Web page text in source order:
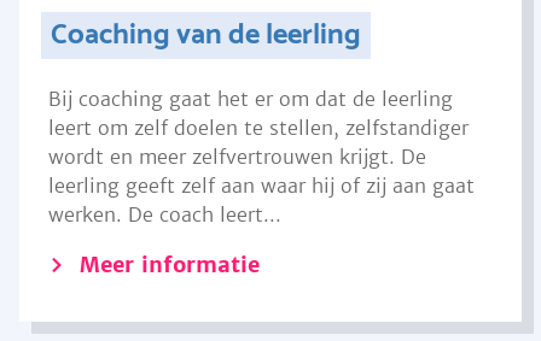
Coaching van de leerling
Bij coaching gaat het er om dat de leerling
leert om zelf doelen te stellen, zelfstandiger
wordt en meer zelfvertrouwen krijgt. De
leerling geeft zelf aan waar hij of zij aan gaat
werken. De coach leert...
Meer informatie